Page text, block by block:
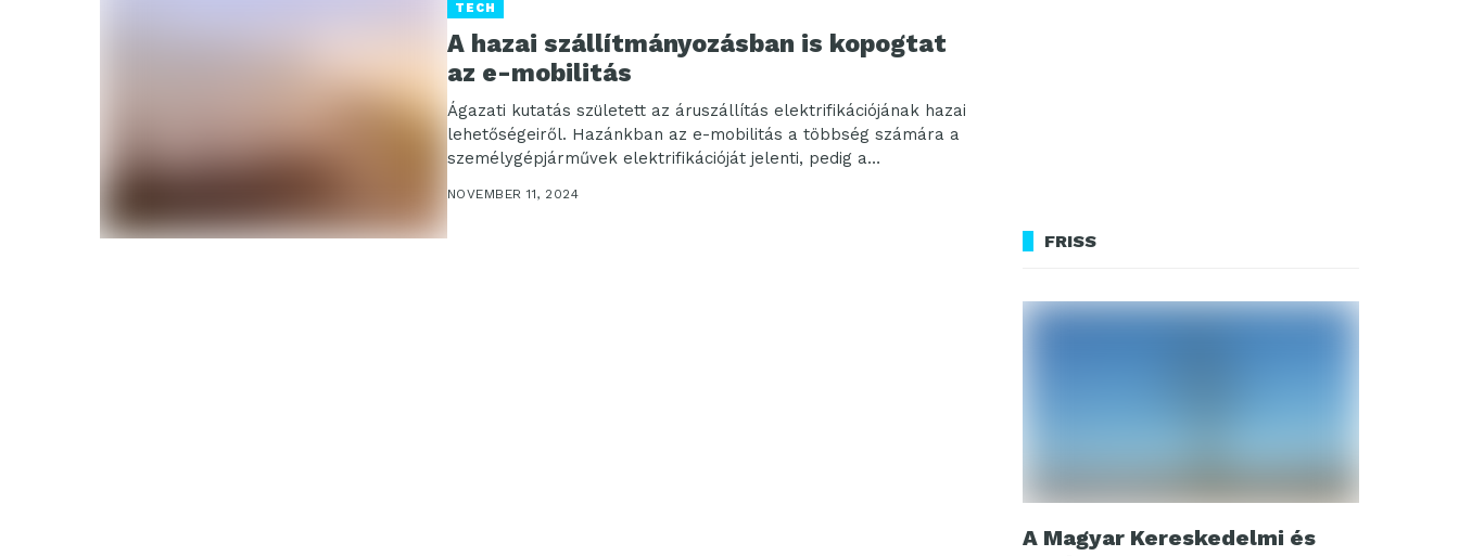
TECH
A hazai szállítmányozásban is kopogtat
az e-mobilitás
Ágazati kutatás született az áruszállítás elektrifikációjának hazai
lehetőségeiről. Hazánkban az e-mobilitás a többség számára a
személygépjárművek elektrifikációját jelenti, pedig a
NOVEMBER 11, 2024
FRISS
A Magyar Kereskedelmi és